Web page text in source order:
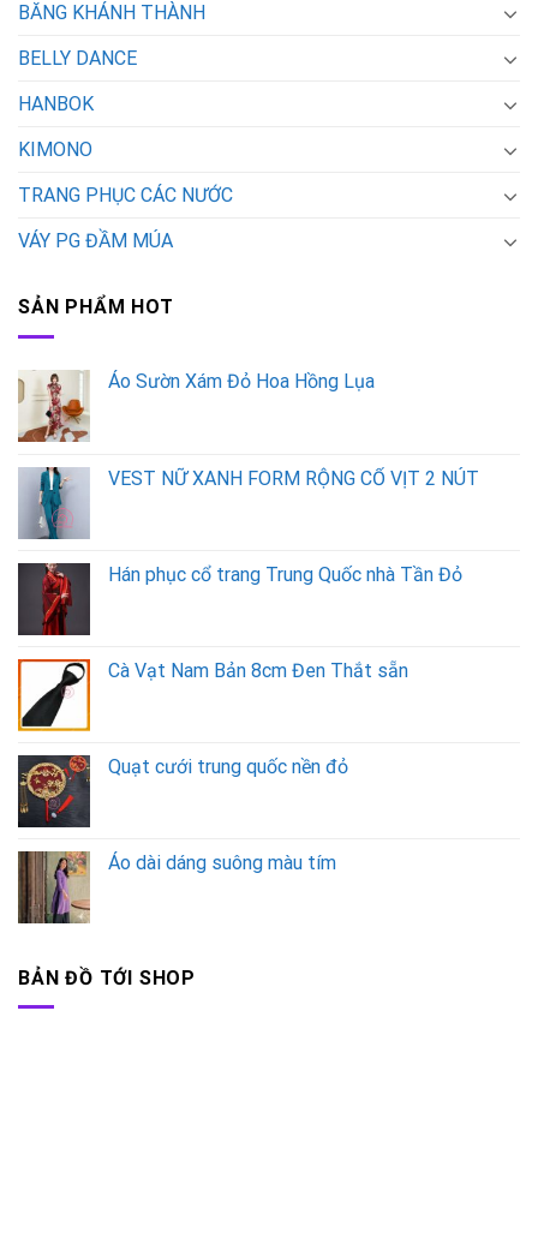
BĂNG KHÁNH THÀNH
BELLY DANCE
HANBOK
KIMONO
TRANG PHỤC CÁC NƯỚC
VÁY PG ĐẦM MÚA
SẢN PHẨM HOT
Áo Sườn Xám Đỏ Hoa Hồng Lụa
VEST NỮ XANH FORM RỘNG CỔ VỊT 2 NÚT
Hán phục cổ trang Trung Quốc nhà Tần Đỏ
Cà Vạt Nam Bản 8cm Đen Thắt sẵn
Quạt cưới trung quốc nền đỏ
Áo dài dáng suông màu tím
BẢN ĐỒ TỚI SHOP